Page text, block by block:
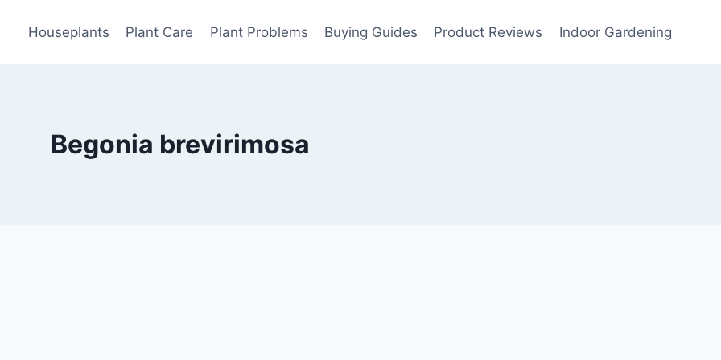
Houseplants Plant Care Plant Problems Buying Guides Product Reviews Indoor Gardening
Begonia brevirimosa